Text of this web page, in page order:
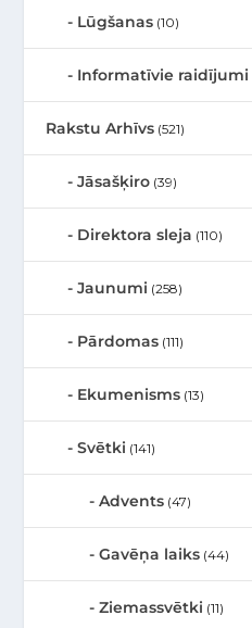
Lūgšanas (10)
Informatīvie raidījumi
Rakstu Arhīvs (521)
Jāsašķiro (39)
Direktora sleja (110)
Jaunumi (258)
Pārdomas (111)
Ekumenisms (13)
Svētki (141)
Advents (47)
Gavēņa laiks (44)
Ziemassvētki (11)